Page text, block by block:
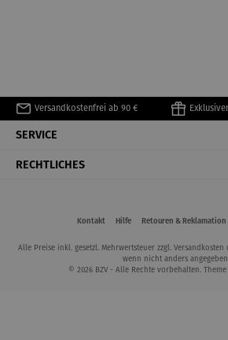
Versandkostenfrei ab 90 €
SERVICE
RECHTLICHES
Kontakt Hilfe Retouren & Reklamation
Alle Preise inkl. gesetzl. Mehrwertsteuer zzgl. Versandkosten
wenn nicht anders
© 2026 BZV - Alle Rechte vorbehalten.